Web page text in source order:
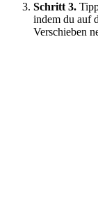
Schritt 3.
indem du auf
Verschieben